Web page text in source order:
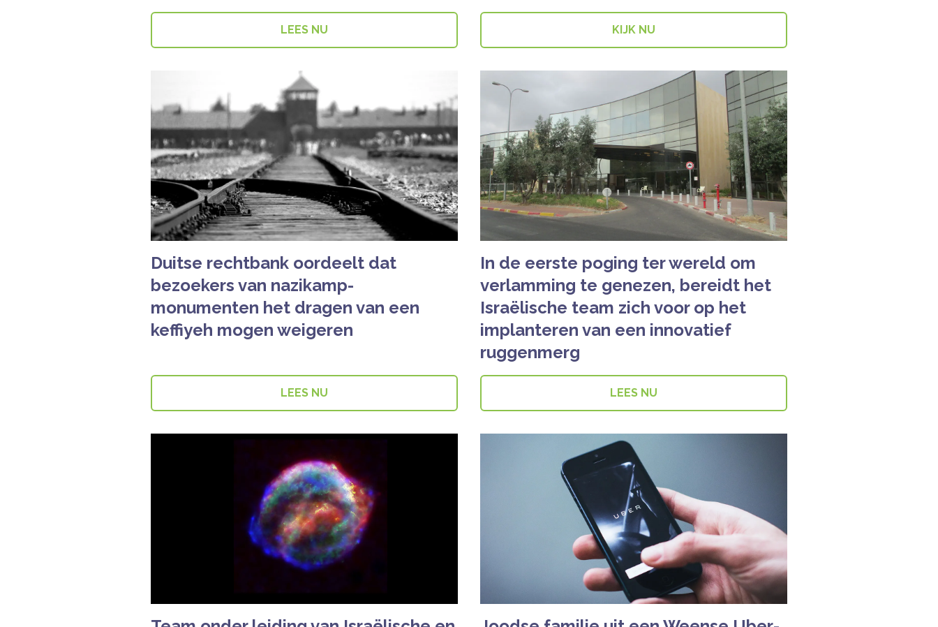
LEES NU KIJK NU
Duitse rechtbank oordeelt dat
bezoekers van nazikamp-
monumenten het dragen van een
keffiyeh mogen weigeren
LEES NU
In de eerste poging ter wereld om
verlamming te genezen, bereidt het
Israëlische team zich voor op het
implanteren van een innovatief
ruggenmerg
LEES NU